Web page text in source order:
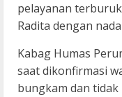
pelayanan
Radita dengan
Kabag Humas
saat dikonfirmasi
bungkam dan